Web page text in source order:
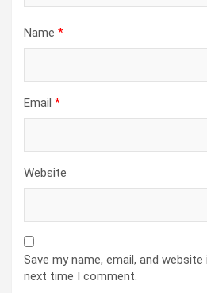
Name *
Email *
Website
Save my name, email, and
next time I comment.